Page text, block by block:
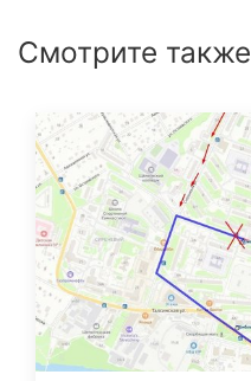
Смотрите также